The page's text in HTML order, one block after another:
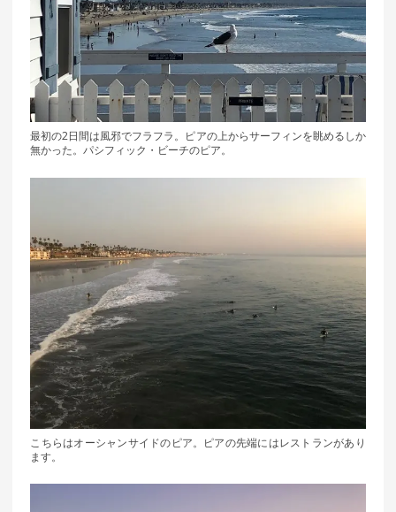
最初の2日間は風邪でフラフラ。ピアの上からサーフィンを眺めるしか
無かった。パシフィック・ビーチのピア。
こちらはオーシャンサイドのピア。ピアの先端にはレストランがあり
ます。